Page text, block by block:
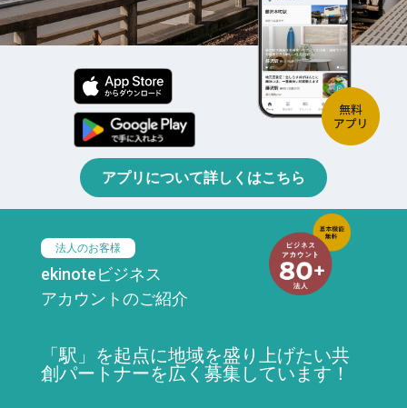
アプリについて詳しくはこちら
法人のお客様
ekinoteビジネス
アカウントのご紹介
「駅」を起点に地域を盛り上げたい共
創パートナーを広く募集しています！